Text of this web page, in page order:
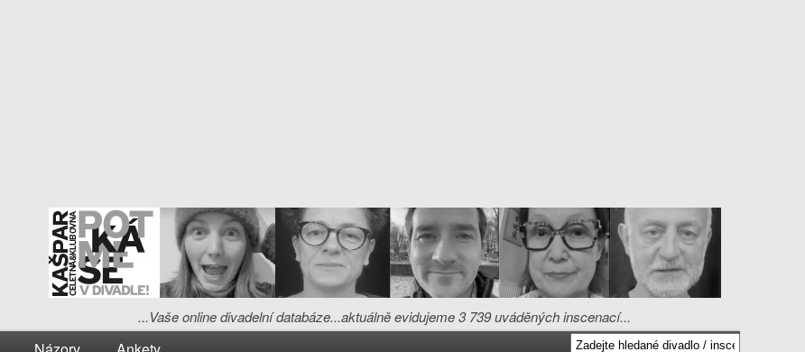
...Vaše online divadelní databáze...aktuálně evidujeme 3 739 uváděných inscenací...